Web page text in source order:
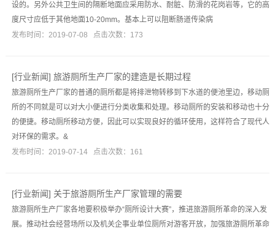
设的。另外公共卫生间的隔断地面应采用防水、耐脏、防滑的花岗岩等，它的高
度尺寸应低于其他地面10-20mm。基本上可以阻断肠道传染病
发布时间：2019-07-08 点击次数：173
[行业新闻] 旅游厕所生产厂家的建造是长期过程
旅游厕所生产厂家的普通的厕所都是将排泄物转移到下水道的便池里边，移动厕
所的不同就是可以对大小便进行分类收集和处理。移动厕所的安装和移动也十分
的便捷。移动厕所移动方便，因此可以实现良好的循环使用，这样符合了现代人
对环保的需求。&
发布时间：2019-07-14 点击次数：161
[行业新闻] 关于旅游厕所生产厂家管理的需要
旅游厕所生产厂家各地要积极举办“厕所设计大赛”，推进旅游厕所革命的深入发
展。推动社会经营场所以及机关企事业单位厕所对游客开放，加强旅游厕所革命